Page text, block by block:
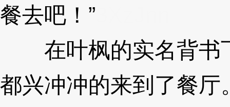
餐去吧！”
在叶枫的实名背书
都兴冲冲的来到了餐厅